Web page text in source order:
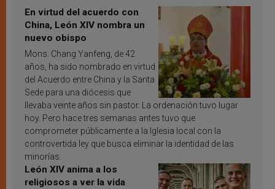
En virtud del acuerdo con
China, León XIV nombra un
nuevo obispo
Mons. Chang Yanfeng, de 42
años, ha sido nombrado en virtud
del Acuerdo entre China y la Santa
Sede para una diócesis que
llevaba veinte años sin pastor. La ordenación tuvo lugar
hoy. Pero hace tres semanas antes tuvo que
comprometer públicamente a la Iglesia local con la
controvertida ley que busca eliminar la identidad de las
minorías.
León XIV anima a los
religiosos a ver la vida